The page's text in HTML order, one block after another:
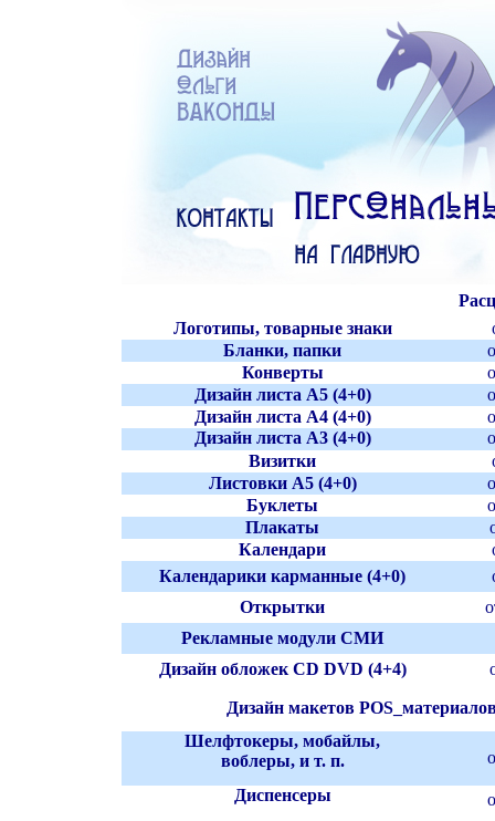
Логотипы,товарные знаки
Бланки, папки
Конверты
Дизайн листа А5 (4+0)
Дизайн листа А4 (4+0)
Дизайн листа А3 (4+0)
Визитки
Листовки А5 (4+0)
Буклеты
Плакаты
Календари
Календарики карманные (4+0)
Открытки
Рекламные модули СМИ
Дизайн обложек CD DVD (4+4)
Дизайн макетов
Шелфтокеры, мобайлы,
воблеры, и т. п.
Диспенсеры